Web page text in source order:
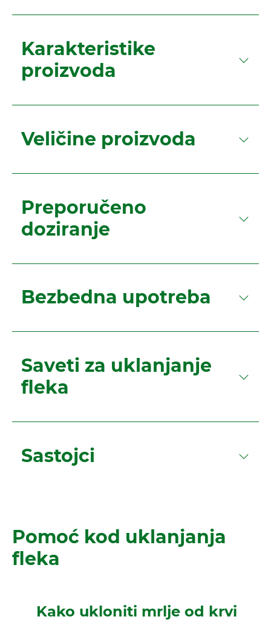
Karakteristike
proizvoda
Veličine proizvoda
Preporučeno
doziranje
Bezbedna upotreba
Saveti za uklanjanje
fleka
Sastojci
Pomoć kod uklanjanja
fleka
Kako ukloniti mrlje od krvi